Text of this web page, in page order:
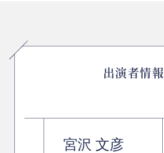
出演者情報
宮沢 文彦